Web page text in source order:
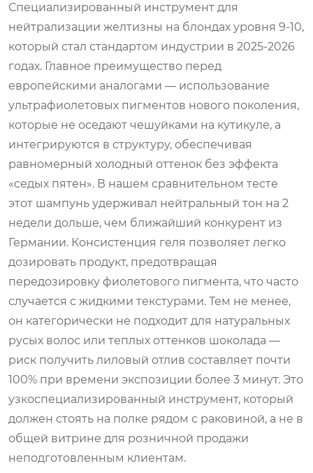
Специализированный инструмент для
нейтрализации желтизны на блондах уровня 9-10,
который стал стандартом индустрии в 2025-2026
годах. Главное преимущество перед
европейскими аналогами — использование
ультрафиолетовых пигментов нового поколения,
которые не оседают чешуйками на кутикуле, а
интегрируются в структуру, обеспечивая
равномерный холодный оттенок без эффекта
«седых пятен». В нашем сравнительном тесте
этот шампунь удерживал нейтральный тон на 2
недели дольше, чем ближайший конкурент из
Германии. Консистенция геля позволяет легко
дозировать продукт, предотвращая
передозировку фиолетового пигмента, что часто
случается с жидкими текстурами. Тем не менее,
он категорически не подходит для натуральных
русых волос или теплых оттенков шоколада —
риск получить лиловый отлив составляет почти
100% при времени экспозиции более 3 минут. Это
узкоспециализированный инструмент, который
должен стоять на полке рядом с раковиной, а не в
общей витрине для розничной продажи
неподготовленным клиентам.